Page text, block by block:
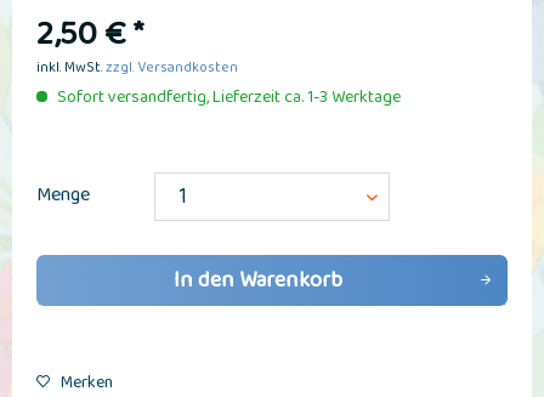
2,50 € *
inkl. MwSt.zzgl. Versandkosten
Sofort versandfertig, Lieferzeit ca. 1-3 Werktage
Menge
In den Warenkorb
Merken